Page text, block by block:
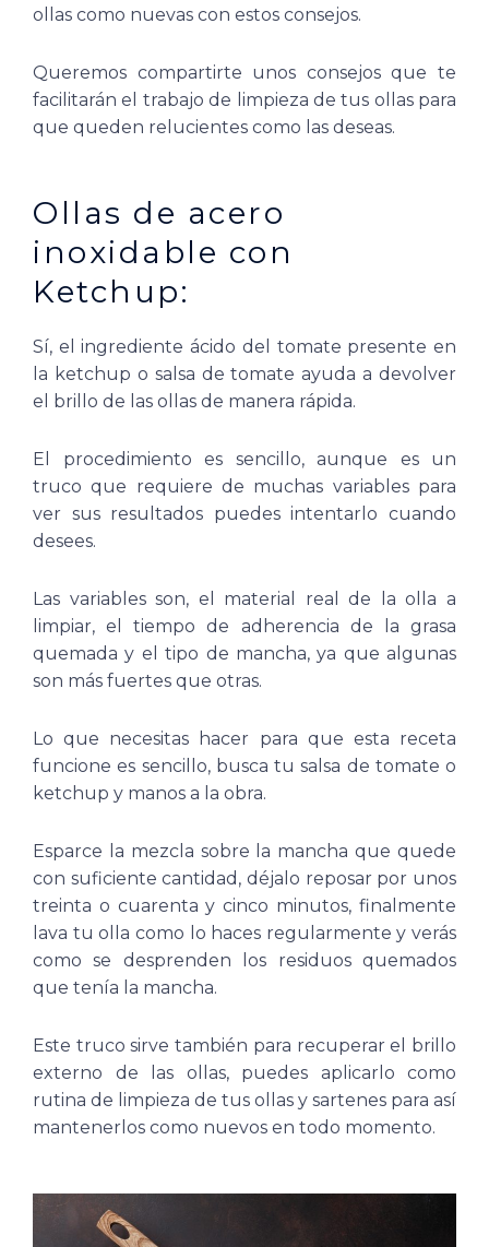
ollas como nuevas con estos consejos.
Queremos compartirte unos consejos que te
facilitarán el trabajo de limpieza de tus ollas para
que queden relucientes como las deseas.
Ollas de acero
inoxidable con
Ketchup:
Sí, el ingrediente ácido del tomate presente en
la ketchup o salsa de tomate ayuda a devolver
el brillo de las ollas de manera rápida.
El procedimiento es sencillo, aunque es un
truco que requiere de muchas variables para
ver sus resultados puedes intentarlo cuando
desees.
Las variables son, el material real de la olla a
limpiar, el tiempo de adherencia de la grasa
quemada y el tipo de mancha, ya que algunas
son más fuertes que otras.
Lo que necesitas hacer para que esta receta
funcione es sencillo, busca tu salsa de tomate o
ketchup y manos a la obra.
Esparce la mezcla sobre la mancha que quede
con suficiente cantidad, déjalo reposar por unos
treinta o cuarenta y cinco minutos, finalmente
lava tu olla como lo haces regularmente y verás
como se desprenden los residuos quemados
que tenía la mancha.
Este truco sirve también para recuperar el brillo
externo de las ollas, puedes aplicarlo como
rutina de limpieza de tus ollas y sartenes para así
mantenerlos como nuevos en todo momento.